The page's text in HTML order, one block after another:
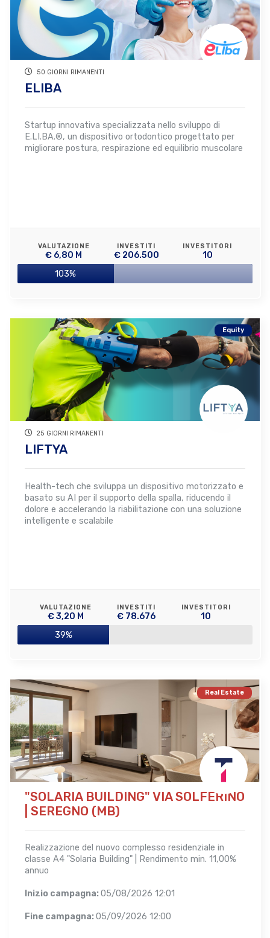
50 GIORNI RIMANENTI
ELIBA
Startup innovativa specializzata nello sviluppo di
E.LI.BA.®, un dispositivo ortodontico progettato per
migliorare postura, respirazione ed equilibrio muscolare
VALUTAZIONE
€ 6,80 M
INVESTITI
€ 206.500
INVESTITORI
10
103%
Equity
25 GIORNI RIMANENTI
LIFTYA
Health-tech che sviluppa un dispositivo motorizzato e
basato su AI per il supporto della spalla, riducendo il
dolore e accelerando la riabilitazione con una soluzione
intelligente e scalabile
VALUTAZIONE
€ 3,20 M
INVESTITI
€ 78.676
INVESTITORI
10
39%
Real Estate
"SOLARIA BUILDING" VIA SOLFERINO
| SEREGNO (MB)
Realizzazione del nuovo complesso residenziale in
classe A4 "Solaria Building" | Rendimento min. 11,00%
annuo
Inizio campagna:05/08/2026 12:01
Fine campagna:05/09/2026 12:00